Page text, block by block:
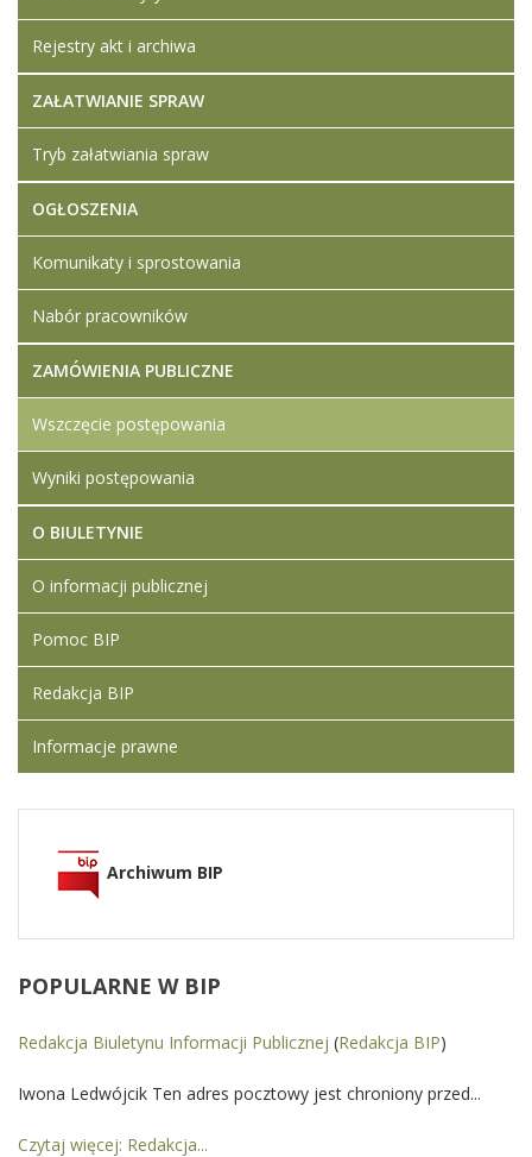
Rejestry akt i archiwa
ZAŁATWIANIE SPRAW
Tryb załatwiania spraw
OGŁOSZENIA
Komunikaty i sprostowania
Nabór pracowników
ZAMÓWIENIA PUBLICZNE
Wszczęcie postępowania
Wyniki postępowania
O BIULETYNIE
O informacji publicznej
Pomoc BIP
Redakcja BIP
Informacje prawne
Archiwum BIP
POPULARNE W BIP
Redakcja Biuletynu Informacji Publicznej (Redakcja BIP)
Iwona Ledwójcik Ten adres pocztowy jest chroniony przed...
Czytaj więcej: Redakcja...